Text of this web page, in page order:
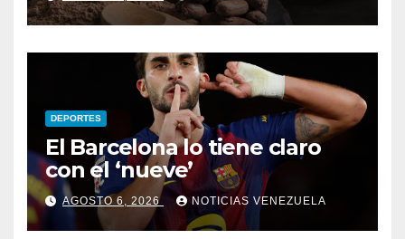
DEPORTES
El Barcelona lo tiene claro
con el ‘nueve’
AGOSTO 6, 2026 NOTICIAS VENEZUELA